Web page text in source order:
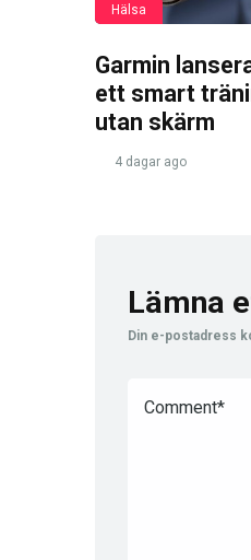
Hälsa
Garmin
ett smart
utan skärm
4 dagar ago
Lämna
Din e-postadress